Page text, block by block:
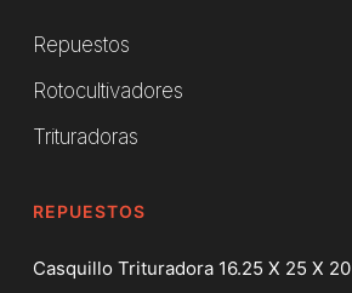
Repuestos
Rotocultivadores
Trituradoras
REPUESTOS
Casquillo Trituradora 16.25 X 25 X 20